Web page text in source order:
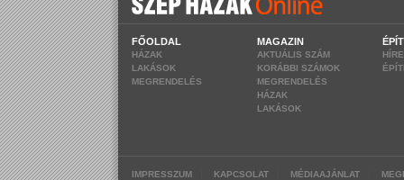
FŐOLDAL
HÁZAK
LAKÁSOK
MEGRENDELÉS
MAGAZIN
AKTUÁLIS SZÁM
KORÁBBI SZÁMOK
MEGRENDELÉS
HÁZAK
LAKÁSOK
IMPRESSZUM KAPCSOLAT MÉDIAAJÁNLAT